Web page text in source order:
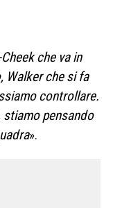
che va in
Walker che si fa
controllare.
pensando
».